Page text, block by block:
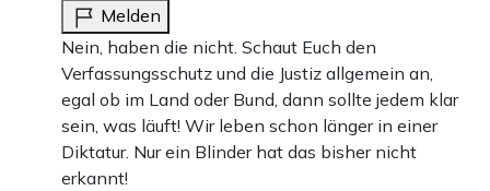
Melden
Nein, haben die nicht. Schaut Euch den
Verfassungsschutz und die Justiz allgemein an,
egal ob im Land oder Bund, dann sollte jedem klar
sein, was läuft! Wir leben schon länger in einer
Diktatur. Nur ein Blinder hat das bisher nicht
erkannt!